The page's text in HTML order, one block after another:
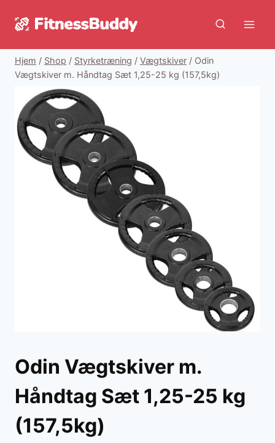
Hjem / Shop / Styrketræning / Vægtskiver / Odin
Vægtskiver m. Håndtag Sæt 1,25-25 kg (157,5kg)
Odin Vægtskiver m.
Håndtag Sæt 1,25-25 kg
(157,5kg)